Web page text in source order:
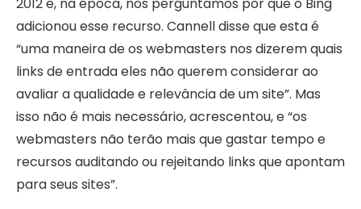
2012 e, na época, nos perguntamos por que o Bing
adicionou esse recurso. Cannell disse que esta é
“uma maneira de os webmasters nos dizerem quais
links de entrada eles não querem considerar ao
avaliar a qualidade e relevância de um site”. Mas
isso não é mais necessário, acrescentou, e “os
webmasters não terão mais que gastar tempo e
recursos auditando ou rejeitando links que apontam
para seus sites”.